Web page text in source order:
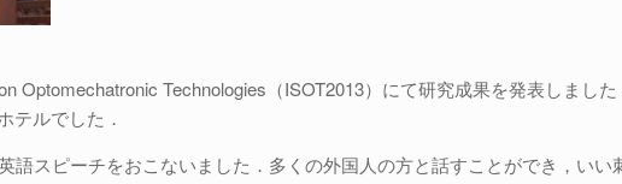
Optomechatronic Technologies（ISOT2013）にて研究成果を発表しまし
テルでした．
語スピーチをおこないました．多くの外国人の方と話すことができ，い